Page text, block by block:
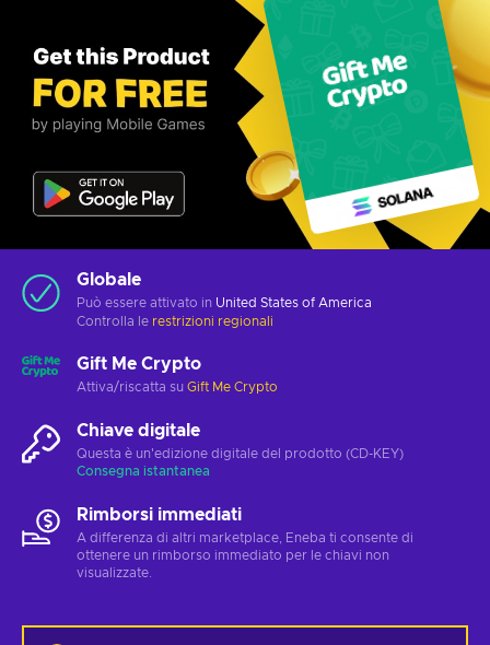
Globale
Può essere attivato in United States of America
Controlla le restrizioni regionali
Gift Me Crypto
Attiva/riscatta su Gift Me Crypto
Chiave digitale
Questa è un'edizione digitale del prodotto (CD-KEY)
Consegna istantanea
Rimborsi immediati
A differenza di altri marketplace, Eneba ti consente di
ottenere un rimborso immediato per le chiavi non
visualizzate.